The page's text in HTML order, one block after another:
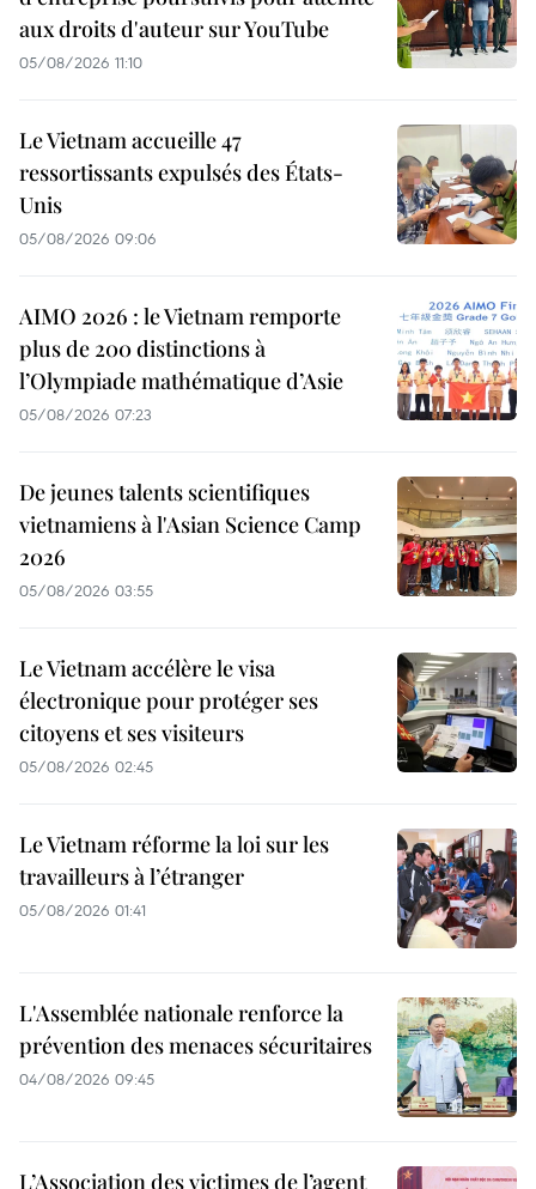
aux droits d'auteur sur YouTube
05/08/2026 11:10
Le Vietnam accueille 47
ressortissants expulsés des États-
Unis
05/08/2026 09:06
AIMO 2026 : le Vietnam remporte
plus de 200 distinctions à
l’Olympiade mathématique d’Asie
05/08/2026 07:23
De jeunes talents scientifiques
vietnamiens à l'Asian Science Camp
2026
05/08/2026 03:55
Le Vietnam accélère le visa
électronique pour protéger ses
citoyens et ses visiteurs
05/08/2026 02:45
Le Vietnam réforme la loi sur les
travailleurs à l’étranger
05/08/2026 01:41
L'Assemblée nationale renforce la
prévention des menaces sécuritaires
04/08/2026 09:45
L’Association des victimes de l’agent